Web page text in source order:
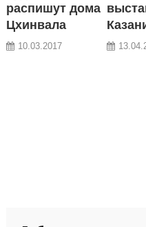
распишут дома
Цхинвала
10.03.2017